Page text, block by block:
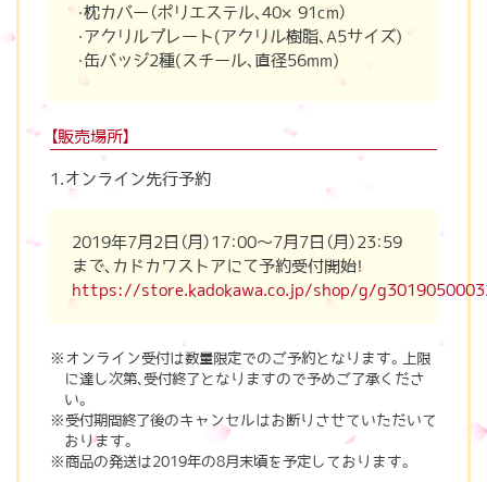
・枕カバー（ポリエステル、40×91cm）
・アクリルプレート(アクリル樹脂、A5サイズ)
・缶バッジ2種(スチール、直径56mm)
【販売場所】
1.オンライン先行予約
2019年7月2日（月）17：00～7月7日（月）23：59
まで、カドカワストアにて予約受付開始！
https://store.kadokawa.co.jp/shop/g/
オンライン受付は数量限定でのご予約となります。上限
に達し次第、受付終了となりますので予めご了承くださ
い。
受付期間終了後のキャンセルはお断りさせていただいて
おります。
商品の発送は2019年の8月末頃を予定しております。